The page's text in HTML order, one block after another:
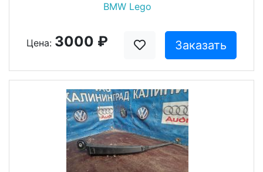
BMW Lego
Цена: 3000 ₽ Заказать